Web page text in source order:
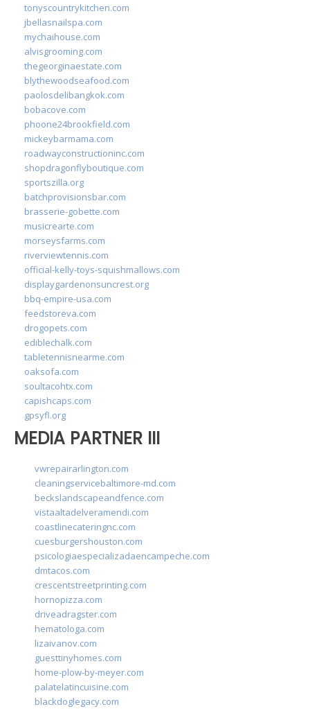
tonyscountrykitchen.com
jbellasnailspa.com
mychaihouse.com
alvisgrooming.com
thegeorginaestate.com
blythewoodseafood.com
paolosdelibangkok.com
bobacove.com
phoone24brookfield.com
mickeybarmama.com
roadwayconstructioninc.com
shopdragonflyboutique.com
sportszilla.org
batchprovisionsbar.com
brasserie-gobette.com
musicrearte.com
morseysfarms.com
riverviewtennis.com
official-kelly-toys-squishmallows.com
displaygardenonsuncrest.org
bbq-empire-usa.com
feedstoreva.com
drogopets.com
ediblechalk.com
tabletennisnearme.com
oaksofa.com
soultacohtx.com
capishcaps.com
gpsyfl.org
MEDIA PARTNER III
vwrepairarlington.com
cleaningservicebaltimore-md.com
beckslandscapeandfence.com
vistaaltadelveramendi.com
coastlinecateringnc.com
cuesburgershouston.com
psicologiaespecializadaencampeche.com
dmtacos.com
crescentstreetprinting.com
hornopizza.com
driveadragster.com
hematologa.com
lizaivanov.com
guesttinyhomes.com
home-plow-by-meyer.com
palatelatincuisine.com
blackdoglegacy.com